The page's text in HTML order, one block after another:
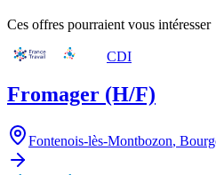
Ces offres pourraient vous intéresser
CDI
Fromager (H/F)
Fontenois-lès-Montbozon,